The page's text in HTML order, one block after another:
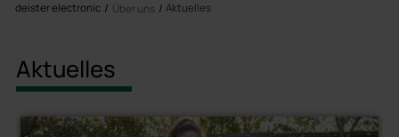
deister electronic Über uns Aktuelles
Aktuelles